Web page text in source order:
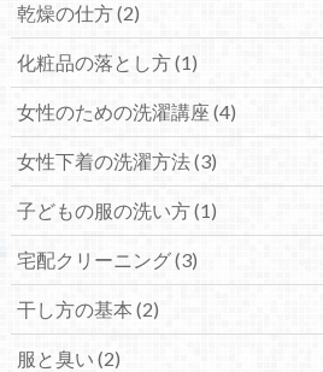
乾燥の仕方(2)
化粧品の落とし方(1)
女性のための洗濯講座 (4)
女性下着の洗濯方法(3)
子どもの服の洗い方(1)
宅配クリーニング(3)
干し方の基本 (2)
服と臭い (2)